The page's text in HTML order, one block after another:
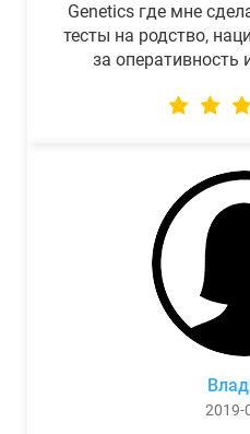
Genetics где мне
тесты на родство,
за оперативность
2019-